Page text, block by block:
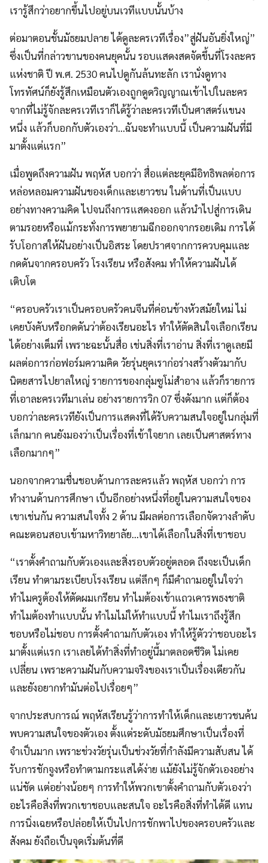
เรารู้สึกว่าอยากขึ้นไปอยู่บนเวทีแบบนั้นบ้าง
ต่อมาตอนชั้นมัธยมปลาย ได้ดูละครเวทีเรื่อง”สู่ฝันอันยิ่งใหญ่”
ซึ่งเป็นที่กล่าวขานของคนยุคนั้น รอบแสดงสดจัดขึ้นที่โรงละคร
แห่งชาติ ปี พ.ศ. 2530 คนไปดูกันล้นทะลัก เรานั่งดูทาง
โทรทัศน์ก็ยังรู้สึกเหมือนตัวเองถูกดูดวิญญาณเข้าไปในละคร
จากที่ไม่รู้จักละครเวทีเราก็ได้รู้ว่าละครเวทีเป็นศาสตร์แขนง
หนึ่ง แล้วก็บอกกับตัวเองว่า…ฉันจะทำแบบนี้ เป็นความฝันที่มี
มาตั้งแต่แรก”
เมื่อพูดถึงความฝัน พฤหัส บอกว่า สื่อแต่ละยุคมีอิทธิพลต่อการ
หล่อหลอมความฝันของเด็กและเยาวชน ในด้านที่เป็นแบบ
อย่างทางความคิด ไปจนถึงการแสดงออก แล้วนำไปสู่การเดิน
ตามรอยหรือแม้กระทั่งการพยายามฉีกออกจากรอยเดิม การได้
รับโอกาสให้ฝันอย่างเป็นอิสระ โดยปราศจากการควบคุมและ
กดดันจากครอบครัว โรงเรียน หรือสังคม ทำให้ความฝันได้
เติบโต
“ครอบครัวเราเป็นครอบครัวคนจีนที่ค่อนข้างหัวสมัยใหม่ ไม่
เคยบังคับหรือกดดันว่าต้องเรียนอะไร ทำให้ตัดสินใจเลือกเรียน
ได้อย่างเต็มที่ เพราะฉะนั้นสื่อ เช่นสิ่งที่เราอ่าน สิ่งที่เราดูเลยมี
ผลต่อการก่อฟอร์มความคิด วัยรุ่นยุคเราก่อร่างสร้างตัวมากับ
นิตยสารไปยาลใหญ่ รายการของกลุ่มซูโม่สำอาง แล้วก็รายการ
ที่เอาละครเวทีมาเล่น อย่างรายการวิก 07 ซึ่งดังมาก แต่ก็ต้อง
บอกว่าละครเวทียังเป็นการแสดงที่ได้รับความสนใจอยู่ในกลุ่มที่
เล็กมาก คนยังมองว่าเป็นเรื่องที่เข้าใจยาก เลยเป็นศาสตร์ทาง
เลือกมากๆ”
นอกจากความชื่นชอบด้านการละครแล้ว พฤหัส บอกว่า การ
ทำงานด้านการศึกษา เป็นอีกอย่างหนึ่งที่อยู่ในความสนใจของ
เขาเช่นกัน ความสนใจทั้ง 2 ด้าน มีผลต่อการเลือกจัดวางลำดับ
คณะตอนสอบเข้ามหาวิทยาลัย…เขาได้เลือกในสิ่งที่เขาชอบ
“เราตั้งคำถามกับตัวเองและสิ่งรอบตัวอยู่ตลอด ถึงจะเป็นเด็ก
เรียน ทำตามระเบียบโรงเรียน แต่ลึกๆ ก็มีคำถามอยู่ในใจว่า
ทำไมครูต้องให้ตัดผมเกรียน ทำไมต้องเข้าแถวเคารพธงชาติ
ทำไมต้องทำแบบนั้น ทำไมไม่ให้ทำแบบนี้ ทำไมเราถึงรู้สึก
ชอบหรือไม่ชอบ การตั้งคำถามกับตัวเอง ทำให้รู้ตัวว่าชอบอะไร
มาตั้งแต่แรก เราเลยได้ทำสิ่งที่ทำอยู่นี้มาตลอดชีวิต ไม่เคย
เปลี่ยน เพราะความฝันกับความจริงของเราเป็นเรื่องเดียวกัน
และยังอยากทำมันต่อไปเรื่อยๆ”
จากประสบการณ์ พฤหัสเรียนรู้ว่าการทำให้เด็กและเยาวชนค้น
พบความสนใจของตัวเอง ตั้งแต่ระดับมัธยมศึกษาเป็นเรื่องที่
จำเป็นมาก เพราะช่วงวัยรุ่นเป็นช่วงวัยที่กำลังมีความสับสน ได้
รับการชักจูงหรือทำตามกระแสได้ง่าย แม้ยังไม่รู้จักตัวเองอย่าง
แน่ชัด แต่อย่างน้อยๆ การทำให้พวกเขาตั้งคำถามกับตัวเองว่า
อะไรคือสิ่งที่พวกเขาชอบและสนใจ อะไรคือสิ่งที่ทำได้ดี แทน
การนิ่งเฉยหรือปล่อยให้เป็นไปการชักพาไปของครอบครัวและ
สังคม ยังถือเป็นจุดเริ่มต้นที่ดี